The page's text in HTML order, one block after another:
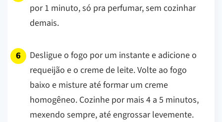
por 1 minuto, só pra perfumar, sem cozinhar
demais.
Desligue o fogo por um instante e adicione o
requeijão e o creme de leite. Volte ao fogo
baixo e misture até formar um creme
homogêneo. Cozinhe por mais 4 a 5 minutos,
mexendo sempre, até engrossar levemente.